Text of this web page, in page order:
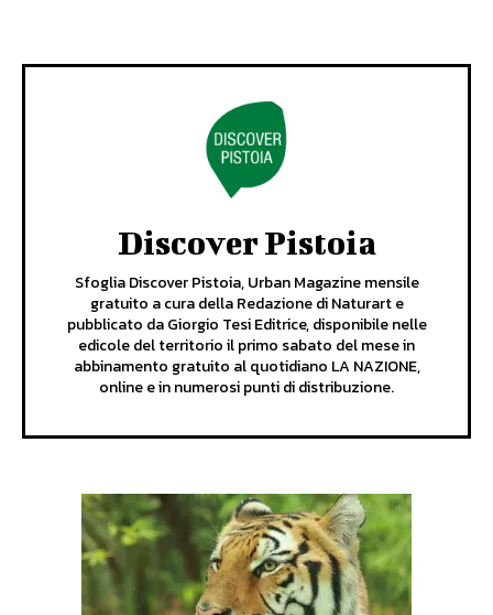
Discover Pistoia
Sfoglia Discover Pistoia, Urban Magazine mensile
gratuito a cura della Redazione di Naturart e
pubblicato da Giorgio Tesi Editrice, disponibile nelle
edicole del territorio il primo sabato del mese in
abbinamento gratuito al quotidiano LA NAZIONE,
online e in numerosi punti di distribuzione.